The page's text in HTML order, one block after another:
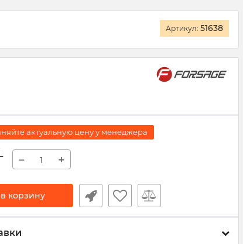
Артикул: 51638
актуальную цену у менеджера
− +
корзину